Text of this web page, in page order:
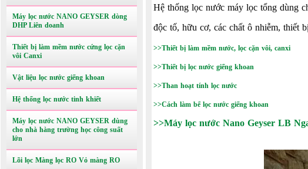
Máy lọc nước NANO GEYSER dòng
DHP Liên doanh
Thiết bị làm mềm nước cứng lọc cặn
vôi Canxi
Vật liệu lọc nước giếng khoan
Hệ thống lọc nước tinh khiết
Máy lọc nước NANO GEYSER dùng
cho nhà hàng trường học công suất
lớn
Lõi lọc Màng lọc RO Vỏ màng RO
Hệ thống lọc nước máy lọc tổng dùng
độc tố, hữu cơ, các chất ô nhiễm, thiết
>>Thiết bị làm mềm nước, lọc cặn vôi, canxi
>>Thiết bị lọc nước giếng khoan
>>Than hoạt tính lọc nước
>>Cách làm bể lọc nước giếng khoan
>>Máy lọc nước Nano Geyser LB